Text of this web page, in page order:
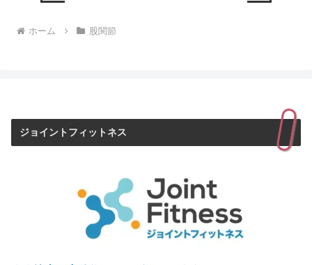
ホーム 股関節
ジョイントフィットネス